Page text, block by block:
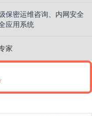
保密运维咨询、内网安全
应用系统
家